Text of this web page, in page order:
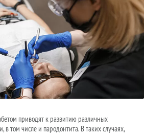
приводят к развитию различных
в том числе и пародонтита. В таких случаях,